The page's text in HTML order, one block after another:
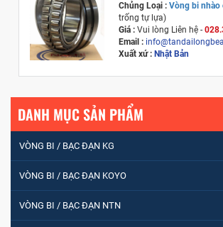
Chủng Loại : Vòng bi nhào
trống tự lựa)
Giá :Vui lòng Liên hệ -
Email :
Xuất xứ : Nhật Bản
DANH MỤC SẢN PHẨM
VÒNG BI / BẠC ĐẠN KG
VÒNG BI / BẠC ĐẠN KOYO
VÒNG BI / BẠC ĐẠN NTN